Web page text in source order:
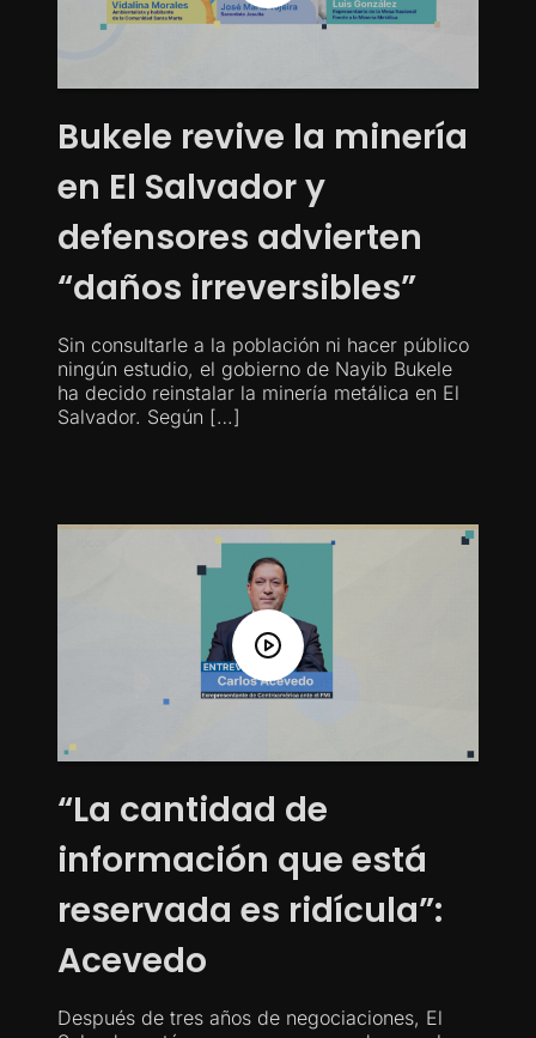
Bukele revive la minería
en El Salvador y
defensores advierten
“daños irreversibles”
Sin consultarle a la población ni hacer público
ningún estudio, el gobierno de Nayib Bukele
ha decido reinstalar la minería metálica en El
Salvador. Según […]
“La cantidad de
información que está
reservada es ridícula”:
Acevedo
Después de tres años de negociaciones, El